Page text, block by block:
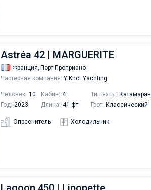
Astréa 42 | MARGUERITE
Франция, Порт Проприано
Чартерная компания: Y Knot Yachting
Человек: 10 Кабин: 4 Тип яхты: Катамаран
Год: 2023 Длина: 41 фт Грот: Классический
Опреснитель Холодильник